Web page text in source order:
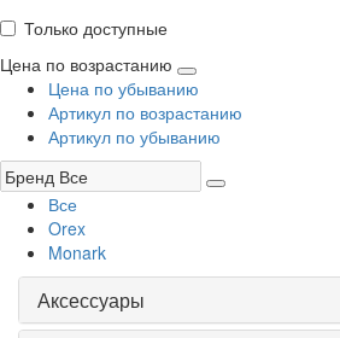
Только доступные
Цена по возрастанию
Цена по убыванию
Артикул по возрастанию
Артикул по убыванию
Все
Orex
Monark
Аксессуары